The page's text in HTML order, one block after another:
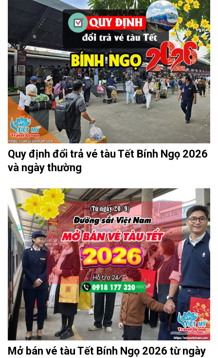
Quy định đổi trả vé tàu Tết Bính Ngọ 2026
và ngày thường
Mở bán vé tàu Tết Bính Ngọ 2026 từ ngày